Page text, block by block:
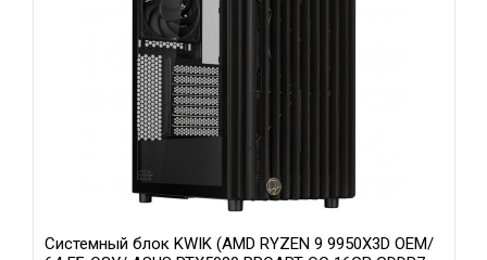
Системный блок KWIK (AMD RYZEN 9 9950X3D OEM/